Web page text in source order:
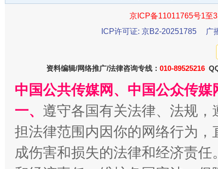
揭开“小金库”的免责幌子
京ICP备11011765号1至
ICP许可证: 京B2-20251785
广
资料编辑/网络推广/法律咨询专线： 010-89525216
中国公共传媒网、中国公众传
一、 遵守各国有关法律、法规
担法律范围内因你的网络行为
成伤害和损失的法律和经济责